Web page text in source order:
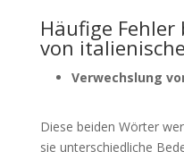
Häufige Fehler
von
Verwechslung
Diese beiden Wörter
sie unterschiedliche